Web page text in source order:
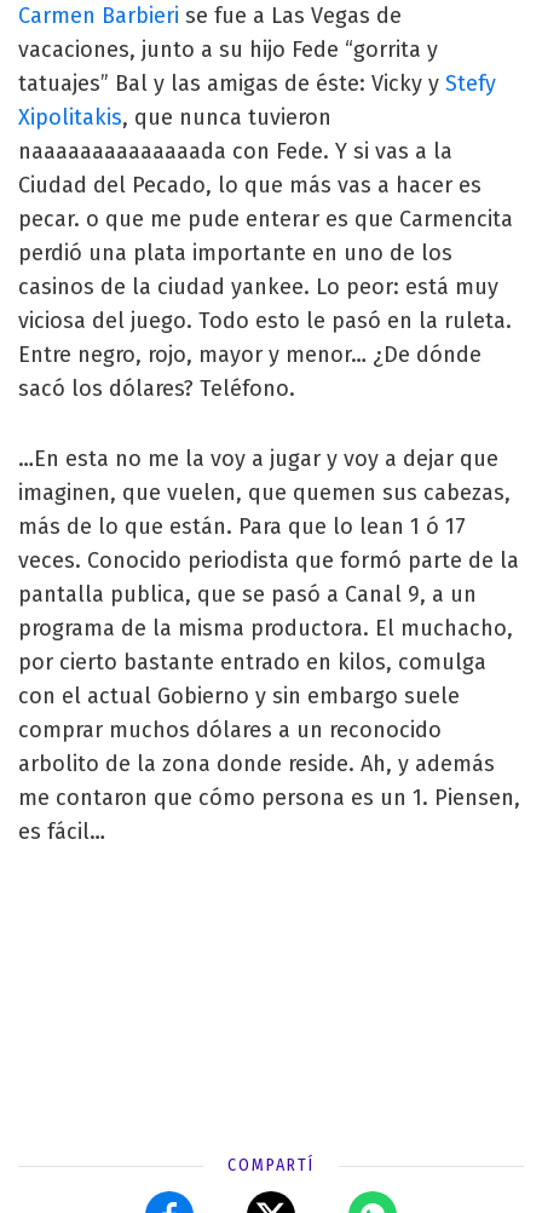
Carmen Barbieri se fue a Las Vegas de
vacaciones, junto a su hijo Fede “gorrita y
tatuajes” Bal y las amigas de éste: Vicky y Stefy
Xipolitakis, que nunca tuvieron
naaaaaaaaaaaaaada con Fede. Y si vas a la
Ciudad del Pecado, lo que más vas a hacer es
pecar. o que me pude enterar es que Carmencita
perdió una plata importante en uno de los
casinos de la ciudad yankee. Lo peor: está muy
viciosa del juego. Todo esto le pasó en la ruleta.
Entre negro, rojo, mayor y menor… ¿De dónde
sacó los dólares? Teléfono.
…En esta no me la voy a jugar y voy a dejar que
imaginen, que vuelen, que quemen sus cabezas,
más de lo que están. Para que lo lean 1 ó 17
veces. Conocido periodista que formó parte de la
pantalla publica, que se pasó a Canal 9, a un
programa de la misma productora. El muchacho,
por cierto bastante entrado en kilos, comulga
con el actual Gobierno y sin embargo suele
comprar muchos dólares a un reconocido
arbolito de la zona donde reside. Ah, y además
me contaron que cómo persona es un 1. Piensen,
es fácil…
COMPARTÍ